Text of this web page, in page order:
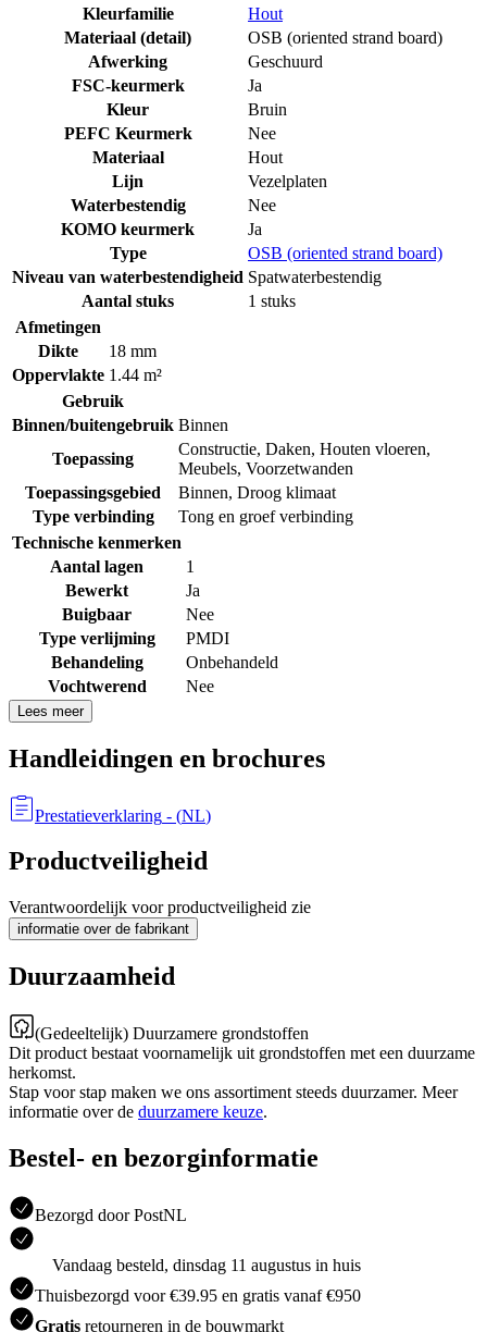
Kleurfamilie
Hout
Materiaal (detail)
OSB (oriented strand board)
Afwerking
Geschuurd
FSC-keurmerk
Ja
Kleur
Bruin
PEFC Keurmerk
Nee
Materiaal
Hout
Lijn
Vezelplaten
Waterbestendig
Nee
KOMO keurmerk
Ja
Type
OSB (oriented strand board)
Niveau van waterbestendigheid Spatwaterbestendig
Aantal stuks
1 stuks
Afmetingen
Dikte
18 mm
Oppervlakte 1.44 m²
Gebruik
Binnen/buitengebruik Binnen
Toepassing
Constructie, Daken, Houten vloeren,
Meubels, Voorzetwanden
Toepassingsgebied
Binnen, Droog klimaat
Type verbinding
Tong en groef verbinding
Technische kenmerken
Aantal lagen
1
Bewerkt
Ja
Buigbaar
Nee
Type verlijming
PMDI
Behandeling
Onbehandeld
Vochtwerend
Nee
Lees meer
Handleidingen en brochures
Prestatieverklaring - (NL)
Productveiligheid
Verantwoordelijk voor productveiligheid zie
informatie over de fabrikant
Duurzaamheid
(Gedeeltelijk) Duurzamere grondstoffen
Dit product bestaat voornamelijk uit grondstoffen met een duurzame
herkomst.
Stap voor stap maken we ons assortiment steeds duurzamer. Meer
informatie over de duurzamere keuze.
Bestel- en bezorginformatie
Bezorgd door PostNL
Vandaag besteld, dinsdag 11 augustus in huis
Thuisbezorgd voor €39.95 en gratis vanaf €950
Gratis retourneren in de bouwmarkt